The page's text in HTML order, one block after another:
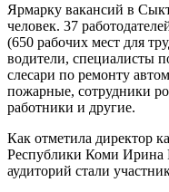
Ярмарку вакансий в
человек. 37
(650 рабочих мест для
водители, специалисты
слесари по ремонту
пожарные, сотрудники
работники и другие.
Как отметила директор
Республики Коми Ирина
аудиторий стали